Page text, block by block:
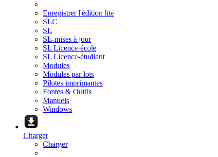
Enregistrer l'édition lite
SLC
SL
SL-mises à jour
SL Licence-école
SL Licence-étudiant
Modules
Modules par lots
Pilotes imprimantes
Fontes & Outils
Manuels
Windows
Charger
Charger